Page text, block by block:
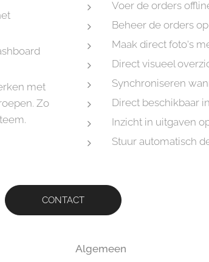
met
Zo
Voer de orders
Beheer de orders
Maak direct foto's
Direct visueel
Synchroniseren
Direct beschikbaar
Inzicht in uitgaven
Stuur automatisch
CONTACT
Algemeen